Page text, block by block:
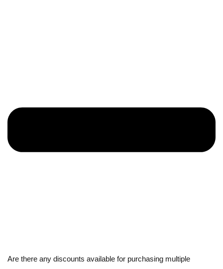
Are there any discounts available for purchasing multiple